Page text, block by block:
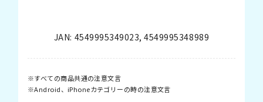
JAN: 4549995349023,4549995348989
すべての商品共通の注意文言
Android、iPhoneカテゴリーの時の注意文言